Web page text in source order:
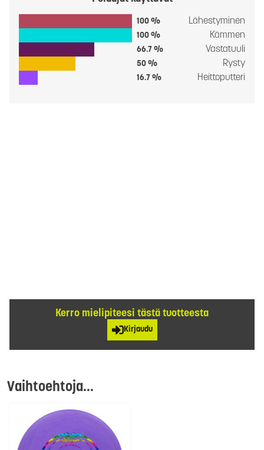
100 % Lähestyminen
100 % Kämmen
66.7 % Vastatuuli
50 % Rysty
16.7 % Heittoputteri
Kerro mielipiteesi tästä tuotteesta
Kirjaudu
Vaihtoehtoja...